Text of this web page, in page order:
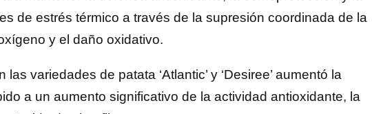
de estrés térmico a través de la supresión coordinada de la
y el daño oxidativo.
variedades de patata ‘Atlantic’ y ‘Desiree’ aumentó la
a un aumento significativo de la actividad antioxidante, la